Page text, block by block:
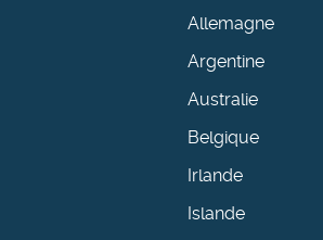
Allemagne
Argentine
Australie
Belgique
Irlande
Islande